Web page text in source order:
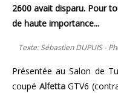
2600 avait disparu. Pour
de haute importance...
Texte: Sébastien DUPUIS -
Présentée au Salon de
coupé AlfettaGTV6